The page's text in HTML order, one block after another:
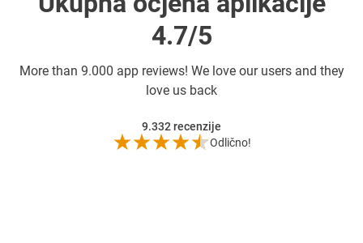
4.7/5
More than 9.000 app reviews! We love our users and they
love us back
9.332recenzije
Odlično!